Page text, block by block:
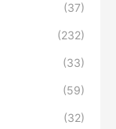
(37)
(232)
(33)
(59)
(32)